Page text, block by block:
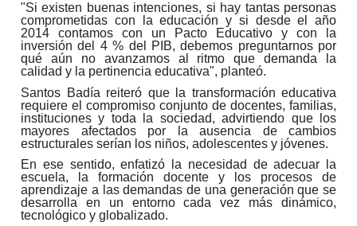
"Si existen buenas intenciones, si hay tantas personas
comprometidas con la educación y si desde el año
2014 contamos con un Pacto Educativo y con la
inversión del 4 % del PIB, debemos preguntarnos por
qué aún no avanzamos al ritmo que demanda la
calidad y la pertinencia educativa", planteó.
Santos Badía reiteró que la transformación educativa
requiere el compromiso conjunto de docentes, familias,
instituciones y toda la sociedad, advirtiendo que los
mayores afectados por la ausencia de cambios
estructurales serían los niños, adolescentes y jóvenes.
En ese sentido, enfatizó la necesidad de adecuar la
escuela, la formación docente y los procesos de
aprendizaje a las demandas de una generación que se
desarrolla en un entorno cada vez más dinámico,
tecnológico y globalizado.